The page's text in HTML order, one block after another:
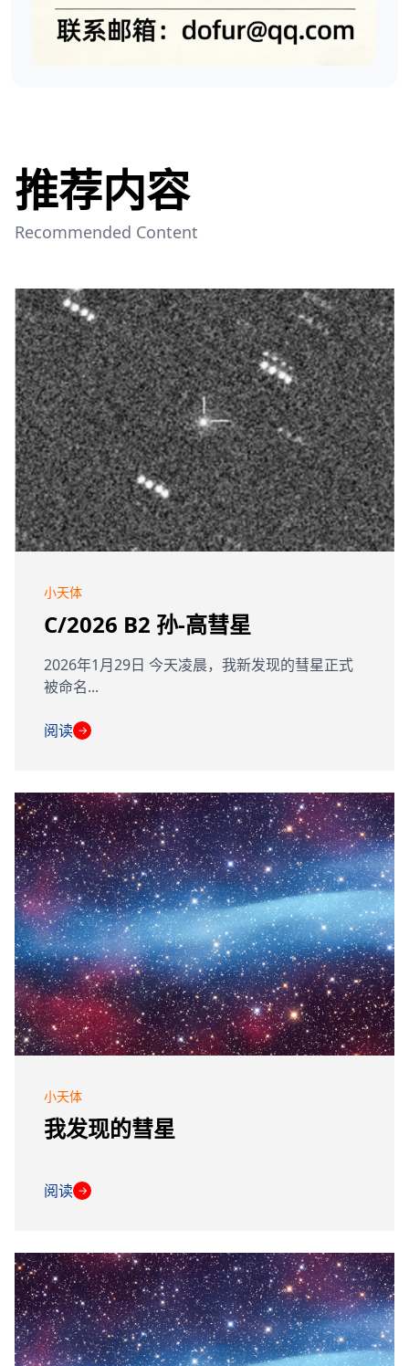
推荐内容
Recommended Content
小天体
C/2026 B2 孙-高彗星
2026年1月29日 今天凌晨，我新发现的彗星正式
被命名...
阅读 →
小天体
我发现的彗星
阅读 →